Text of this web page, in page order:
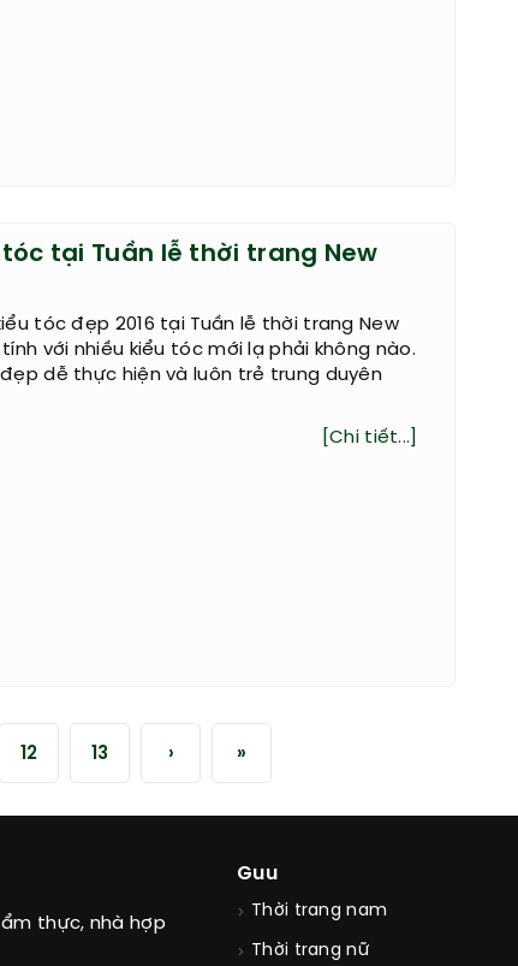
tại Tuần lễ thời trang New
tóc đẹp 2016 tại Tuần lễ thời trang New
với nhiều kiểu tóc mới lạ phải không nào.
dễ thực hiện và luôn trẻ trung duyên
[Chi tiết...]
12 13 › »
thực, nhà hợp
Guu
Thời trang nam
Thời trang nữ